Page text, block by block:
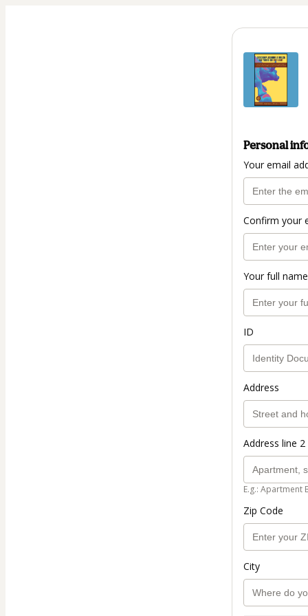
Personal
Your email
Confirm your
Your full name
ID
Address
Address line
E.g.: Apartment
Zip Code
City